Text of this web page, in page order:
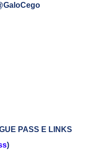
PASS E LINKS
)